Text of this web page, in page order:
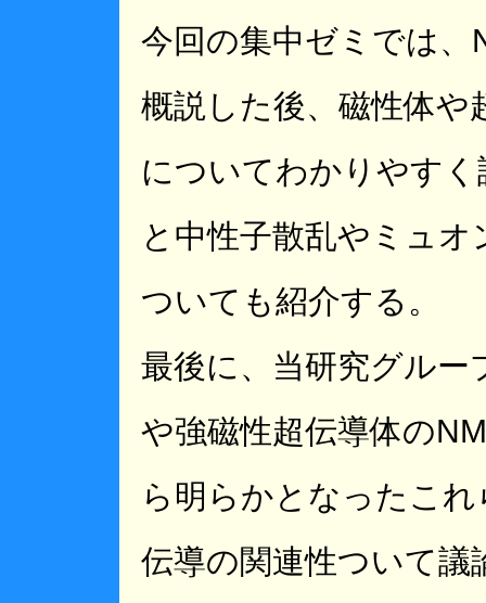
今回の集中ゼミでは、
概説した後、磁性体や
についてわかりやす
と中性子散乱やミュ
ついても紹介する。
最後に、当研究グルー
や強磁性超伝導体の
ら明らかとなったこ
伝導の関連性ついて議